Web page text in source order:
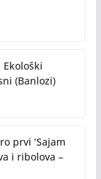
Ekološki
(Banlozi)
prvi ‘Sajam
i ribolova –